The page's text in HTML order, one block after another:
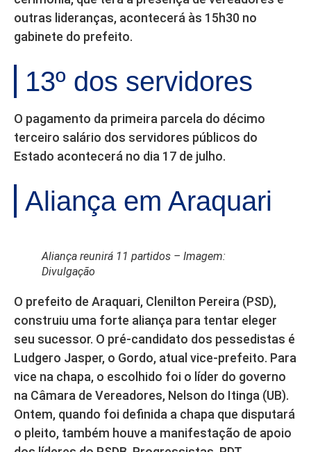
outras lideranças, acontecerá às 15h30 no
gabinete do prefeito.
13º dos servidores
O pagamento da primeira parcela do décimo
terceiro salário dos servidores públicos do
Estado acontecerá no dia 17 de julho.
Aliança em Araquari
Aliança reunirá 11 partidos – Imagem:
Divulgação
O prefeito de Araquari, Clenilton Pereira (PSD),
construiu uma forte aliança para tentar eleger
seu sucessor. O pré-candidato dos pessedistas é
Ludgero Jasper, o Gordo, atual vice-prefeito. Para
vice na chapa, o escolhido foi o líder do governo
na Câmara de Vereadores, Nelson do Itinga (UB).
Ontem, quando foi definida a chapa que disputará
o pleito, também houve a manifestação de apoio